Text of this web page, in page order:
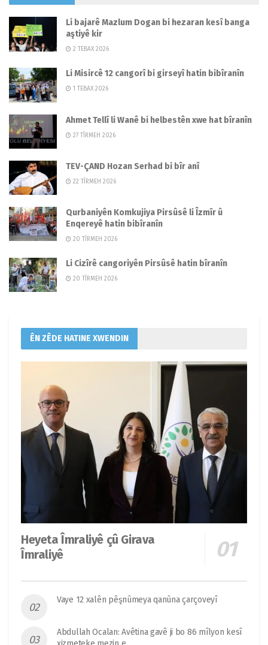
Li bajarê Mazlum Dogan bi hezaran kesî banga
aştiyê kir
2 TEBAX 2026
Li Misircê 12 cangorî bi girseyî hatin bibîranîn
1 TEBAX 2026
Ahmet Tellî li Wanê bi helbestên xwe hat bîranîn
27 TÎRMEH 2026
TEV-ÇAND Hozan Serhad bi bîr anî
22 TÎRMEH 2026
Qurbaniyên Komkujiya Pirsûsê li Îzmîr û
Enqereyê hatin bibîranîn
20 TÎRMEH 2026
Li Cizîrê cangoriyên Pirsûsê hatin bîranîn
20 TÎRMEH 2026
ÊN ZÊDE HATINE XWENDIN
Heyeta Îmraliyê çû Girava
Îmraliyê
Vaye 12 xalên pêşnûmeya qanûna çarçoveyî
Abdullah Ocalan: Avêtina gavê ji bo 86 mîlyon kesî